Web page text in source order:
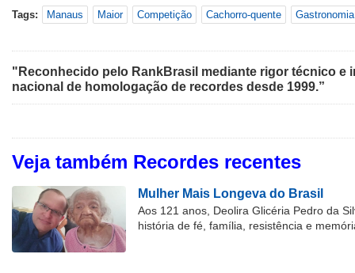
Tags: Manaus Maior Competição Cachorro-quente Gastronomia
"Reconhecido pelo RankBrasil mediante rigor técnico e
nacional de homologação de recordes desde 1999.”
Veja também Recordes recentes
Mulher Mais Longeva do Brasil
Aos 121 anos, Deolira Glicéria Pedro da
história de fé, família, resistência e